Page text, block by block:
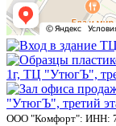
ООО "Комфорт": ИНН: